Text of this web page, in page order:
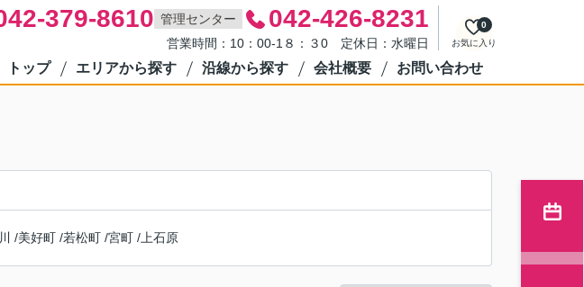
379-8610 管理センター 042-426-8231
営業時間：10：00-1８：３0 定休日：水曜日 お気に入り
0
トップ エリアから探す 沿線から探す 会社概要 お問い合わせ
/美好町 /若松町 /宮町 / 上石原